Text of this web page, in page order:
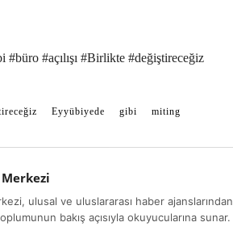
#açılışı #Birlikte #değiştireceğiz
Eyyübiyede gibi miting
ulusal ve uluslararası haber ajanslarından
bakış açısıyla okuyucularına sunar.